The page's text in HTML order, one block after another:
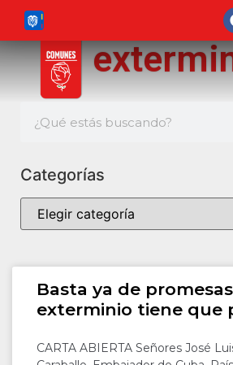
Categorías
Basta ya de
exterminio tiene que
CARTA ABIERTA Señores José